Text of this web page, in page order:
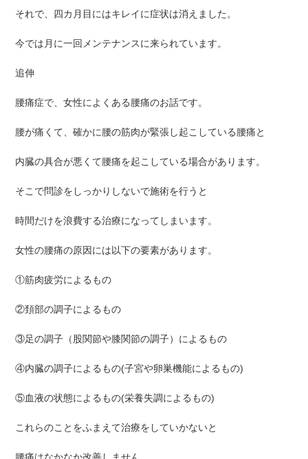
それで、四カ月目にはキレイに症状は消えました。
今では月に一回メンテナンスに来られています。
追伸
腰痛症で、女性によくある腰痛のお話です。
腰が痛くて、確かに腰の筋肉が緊張し起こしている腰痛と
内臓の具合が悪くて腰痛を起こしている場合があります。
そこで問診をしっかりしないで施術を行うと
時間だけを浪費する治療になってしまいます。
女性の腰痛の原因には以下の要素があります。
①筋肉疲労によるもの
②頚部の調子によるもの
③足の調子（股関節や膝関節の調子）によるもの
④内臓の調子によるもの(子宮や卵巣機能によるもの)
⑤血液の状態によるもの(栄養失調によるもの)
これらのことをふまえて治療をしていかないと